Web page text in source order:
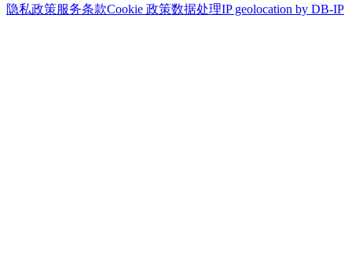
隐私政策服务条款Cookie 政策数据处理IP geolocation by DB-IP